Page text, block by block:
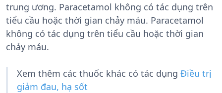
trung ương. Paracetamol không có tác dụng trên
tiểu cầu hoặc thời gian chảy máu. Paracetamol
không có tác dụng trên tiểu cầu hoặc thời gian
chảy máu.
Xem thêm các thuốc khác có tác dụng Điều trị
giảm đau, hạ sốt